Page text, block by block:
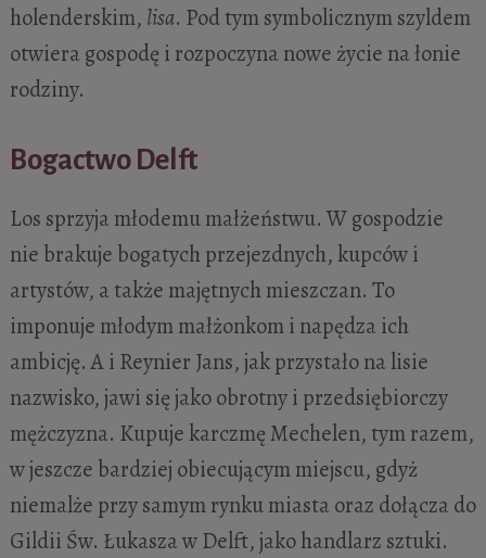
holenderskim, lisa. Pod tym symbolicznym szyldem
otwiera gospodę i rozpoczyna nowe życie na łonie
rodziny.
Bogactwo Delft
Los sprzyja młodemu małżeństwu. W gospodzie
nie brakuje bogatych przejezdnych, kupców i
artystów, a także majętnych mieszczan. To
imponuje młodym małżonkom i napędza ich
ambicję. A i Reynier Jans, jak przystało na lisie
nazwisko, jawi się jako obrotny i przedsiębiorczy
mężczyzna. Kupuje karczmę Mechelen, tym razem,
w jeszcze bardziej obiecującym miejscu, gdyż
niemalże przy samym rynku miasta oraz dołącza do
Gildii Św. Łukasza w Delft, jako handlarz sztuki.